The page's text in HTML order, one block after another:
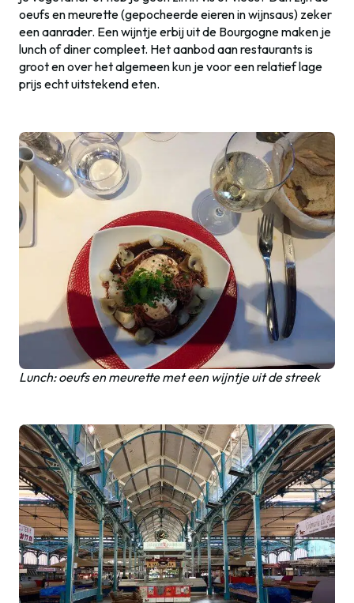
oeufs en meurette (gepocheerde eieren in wijnsaus) zeker
een aanrader. Een wijntje erbij uit de Bourgogne maken je
lunch of diner compleet. Het aanbod aan restaurants is
groot en over het algemeen kun je voor een relatief lage
prijs echt uitstekend eten.
Lunch: oeufs en meurette met een wijntje uit de streek